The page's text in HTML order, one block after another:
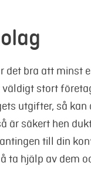
bra att minst
stort
utgifter, så
är säkert hen
till din
ta hjälp av dem